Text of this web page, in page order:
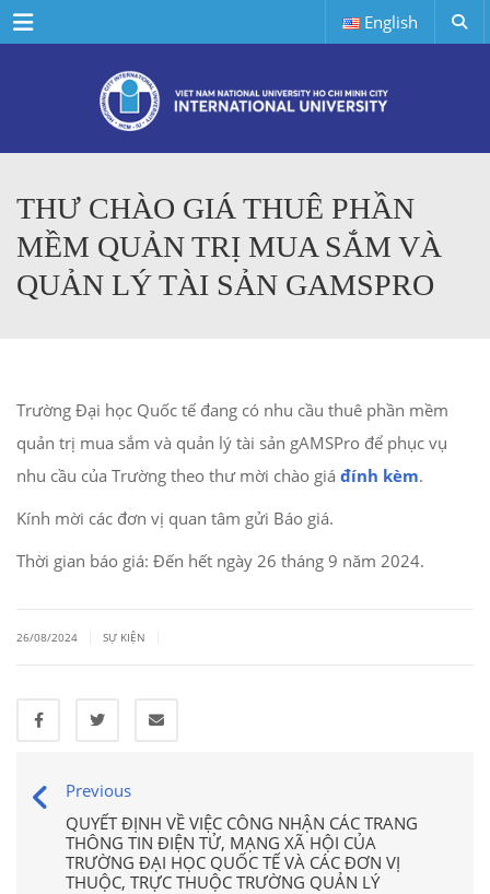
Menu English
THƯ CHÀO GIÁ THUÊ PHẦN
MỀM QUẢN TRỊ MUA SẮM VÀ
QUẢN LÝ TÀI SẢN GAMSPRO
Trường Đại học Quốc tế đang có nhu cầu thuê phần mềm
quản trị mua sắm và quản lý tài sản gAMSPro để phục vụ
nhu cầu của Trường theo thư mời chào giá đính kèm.
Kính mời các đơn vị quan tâm gửi Báo giá.
Thời gian báo giá: Đến hết ngày 26 tháng 9 năm 2024.
26/08/2024 SỰ KIỆN
Previous
QUYẾT ĐỊNH VỀ VIỆC CÔNG NHẬN CÁC TRANG
THÔNG TIN ĐIỆN TỬ, MẠNG XÃ HỘI CỦA
TRƯỜNG ĐẠI HỌC QUỐC TẾ VÀ CÁC ĐƠN VỊ
THUỘC, TRỰC THUỘC TRƯỜNG QUẢN LÝ